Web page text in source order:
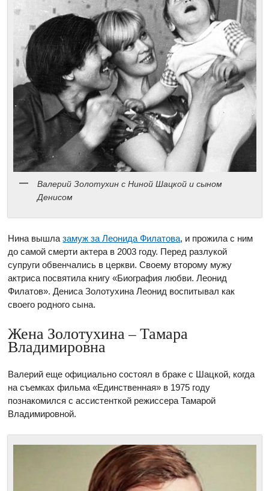
Валерий Золотухин c Ниной Шацкой и сыном
Денисом
Нина вышлазамуж за Леонида Филатова, и прожила с ним
до самой смерти актера в 2003 году. Перед разлукой
супруги обвенчались в церкви. Своему второму мужу
актриса посвятила книгу «Биография любви. Леонид
Филатов». Дениса Золотухина Леонид воспитывал как
своего родного сына.
Жена Золотухина – Тамара
Владимировна
Валерий еще официально состоял в браке с Шацкой, когда
на съемках фильма «Единственная» в 1975 году
познакомился с ассистенткой режиссера Тамарой
Владимировной.